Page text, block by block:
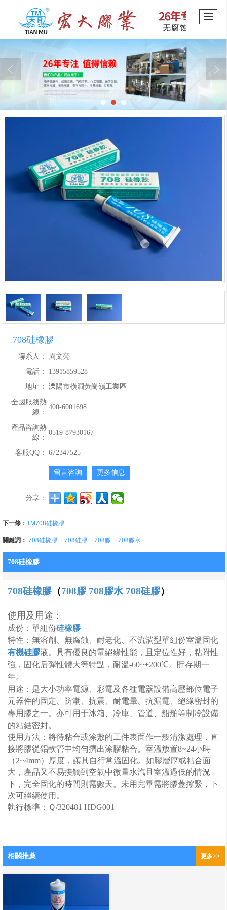
708硅橡膠
聯系人：
周文亮
電話：
13915859528
地址：
溧陽市橫澗黃崗嶺工業區
全國服務熱
線：
400-6001698
產品咨詢熱
線：
0519-87930167
客服QQ： 672347525
留言咨詢 更多信息
分享：
下一條： TM708硅橡膠
關鍵詞： 708硅橡膠 708硅膠 708膠 708膠水
708硅橡膠
708硅橡膠（708膠 708膠水 708硅膠）
使用及用途：
成份： 單組份硅橡膠
特性： 無溶劑、無腐蝕、耐老化、不流淌型單組份室溫固化
有機硅膠液。具有優良的電絕緣性能，且定位性好，粘附性
強，固化后彈性體大等特點，耐溫-60~+200℃。貯存期一
年。
用途： 是大小功率電源、彩電及各種電器設備高壓部位電子
元器件的固定、防潮、抗震、耐電暈、抗漏電、絕緣密封的
專用膠之一。亦可用于冰箱、冷庫、管道、船舶等制冷設備
的粘結密封。
使用方法：將待粘合或涂敷的工件表面作一般清潔處理，直
接將膠從鋁軟管中均勻擠出涂膠粘合。室溫放置8~24小時
（2~4mm）厚度，讓其自行常溫固化。如膠層厚或粘合面
大，產品又不易接觸到空氣中微量水汽且室溫過低的情況
下，完全固化的時間則需數天。未用完畢需將膠蓋擰緊，下
次可繼續使用。
執行標準：Ｑ/320481 HDG001
相關推薦 更多>>